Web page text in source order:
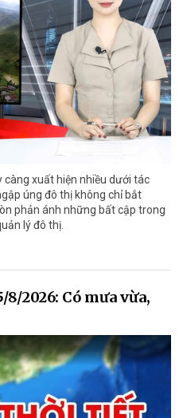
xuất hiện nhiều dưới tác
úng đô thị không chỉ bắt
phản ánh những bất cập trong
lý đô thị.
2026: Có mưa vừa,